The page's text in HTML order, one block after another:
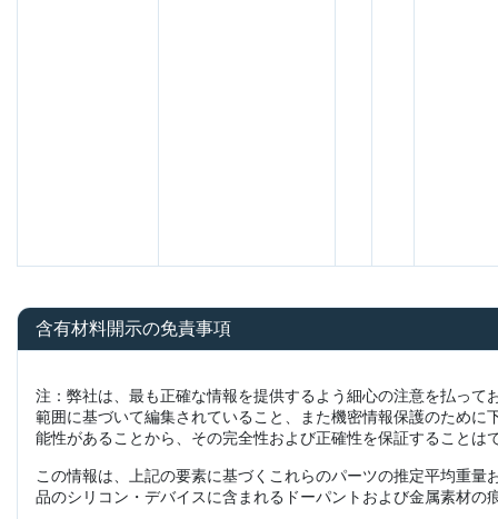
含有材料開示の免責事項
注：弊社は、最も正確な情報を提供するよう細心の注意を払っ
範囲に基づいて編集されていること、また機密情報保護のため
能性があることから、その完全性および正確性を保証することは
この情報は、上記の要素に基づくこれらのパーツの推定平均重
品のシリコン・デバイスに含まれるドーパントおよび金属素材の